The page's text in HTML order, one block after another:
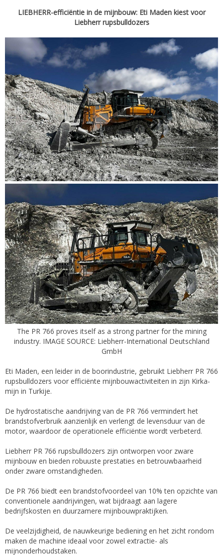
LIEBHERR-efficiëntie in de mijnbouw: Eti Maden kiest voor
Liebherr rupsbulldozers
The PR 766 proves itself as a strong partner for the mining
industry. IMAGE SOURCE: Liebherr-International Deutschland
GmbH
Eti Maden, een leider in de boorindustrie, gebruikt Liebherr PR 766
rupsbulldozers voor efficiënte mijnbouwactiviteiten in zijn Kirka-
mijn in Turkije.
De hydrostatische aandrijving van de PR 766 vermindert het
brandstofverbruik aanzienlijk en verlengt de levensduur van de
motor, waardoor de operationele efficiëntie wordt verbeterd.
Liebherr PR 766 rupsbulldozers zijn ontworpen voor zware
mijnbouw en bieden robuuste prestaties en betrouwbaarheid
onder zware omstandigheden.
De PR 766 biedt een brandstofvoordeel van 10% ten opzichte van
conventionele aandrijvingen, wat bijdraagt ​​aan lagere
bedrijfskosten en duurzamere mijnbouwpraktijken.
De veelzijdigheid, de nauwkeurige bediening en het zicht rondom
maken de machine ideaal voor zowel extractie- als
mijnonderhoudstaken.